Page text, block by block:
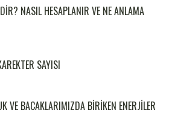
NASIL HESAPLANIR VE NE ANLAMA
SAYISI
VE BACAKLARIMIZDA BIRIKEN ENERJILER